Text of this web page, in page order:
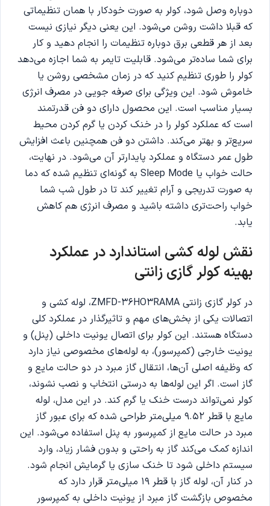
دوباره وصل شود، کولر به صورت خودکار با همان تنظیماتی
که قبلا داشت روشن می‌شود. این یعنی دیگر نیازی نیست
بعد از هر قطعی برق دوباره تنظیمات را انجام دهید و کار
برای شما ساده‌تر می‌شود. قابلیت تایمر به شما اجازه می‌دهد
کولر را طوری تنظیم کنید که در زمان مشخصی روشن یا
خاموش شود. این ویژگی برای صرفه جویی در مصرف انرژی
بسیار مناسب است. این محصول دارای دو فن قدرتمند
است که عملکرد کولر را در خنک کردن یا گرم کردن محیط
سریع‌تر و بهتر می‌کند. داشتن دو فن همچنین باعث افزایش
طول عمر دستگاه و عملکرد پایدارتر آن می‌شود. در نهایت،
حالت خواب یا Sleep Mode به گونه‌ای تنظیم شده که دما
به صورت تدریجی و آرام تغییر کند تا در طول شب شما
خواب راحت‌تری داشته باشید و مصرف انرژی هم کاهش
یابد.
نقش لوله کشی استاندارد در عملکرد
بهینه کولر گازی زانتی
در کولر گازی زانتی ZMFD-36HO3RAMA، لوله کشی و
اتصالات یکی از بخش‌های مهم و تاثیرگذار در عملکرد کلی
دستگاه هستند. این کولر برای اتصال یونیت داخلی (پنل) و
یونیت خارجی (کمپرسور)، به لوله‌های مخصوصی نیاز دارد
که وظیفه اصلی آن‌ها، انتقال گاز مبرد در دو حالت مایع و
گاز است. اگر این لوله‌ها به درستی انتخاب و نصب نشوند،
کولر نمی‌تواند درست خنک یا گرم کند. در این مدل، لوله
مایع با قطر ۹.۵۲ میلی‌متر طراحی شده که برای عبور گاز
مبرد در حالت مایع از کمپرسور به پنل استفاده می‌شود. این
اندازه کمک می‌کند گاز به راحتی و بدون فشار زیاد، وارد
سیستم داخلی شود تا خنک سازی یا گرمایش انجام شود.
در کنار آن، لوله گاز با قطر ۱۹ میلی‌متر قرار دارد که
مخصوص بازگشت گاز مبرد از یونیت داخلی به کمپرسور